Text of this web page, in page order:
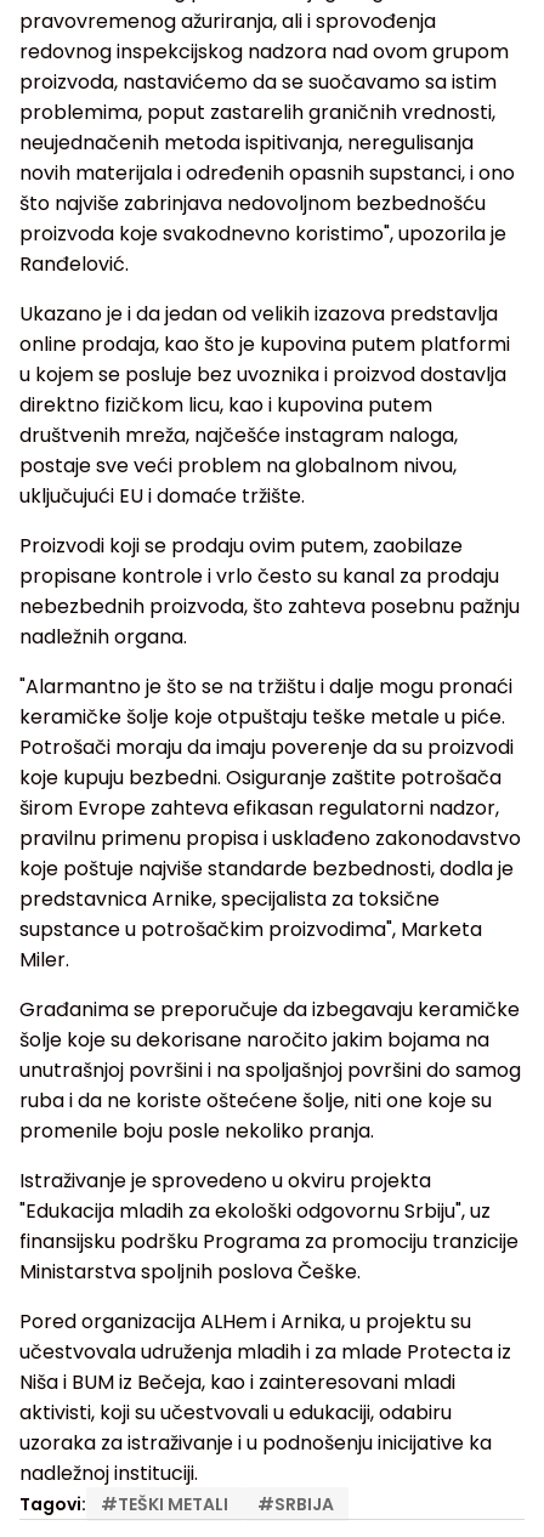
pravovremenog ažuriranja, ali i sprovođenja
redovnog inspekcijskog nadzora nad ovom grupom
proizvoda, nastavićemo da se suočavamo sa istim
problemima, poput zastarelih graničnih vrednosti,
neujednačenih metoda ispitivanja, neregulisanja
novih materijala i određenih opasnih supstanci, i ono
što najviše zabrinjava nedovoljnom bezbednošću
proizvoda koje svakodnevno koristimo", upozorila je
Ranđelović.
Ukazano je i da jedan od velikih izazova predstavlja
online prodaja, kao što je kupovina putem platformi
u kojem se posluje bez uvoznika i proizvod dostavlja
direktno fizičkom licu, kao i kupovina putem
društvenih mreža, najčešće instagram naloga,
postaje sve veći problem na globalnom nivou,
uključujući EU i domaće tržište.
Proizvodi koji se prodaju ovim putem, zaobilaze
propisane kontrole i vrlo često su kanal za prodaju
nebezbednih proizvoda, što zahteva posebnu pažnju
nadležnih organa.
"Alarmantno je što se na tržištu i dalje mogu pronaći
keramičke šolje koje otpuštaju teške metale u piće.
Potrošači moraju da imaju poverenje da su proizvodi
koje kupuju bezbedni. Osiguranje zaštite potrošača
širom Evrope zahteva efikasan regulatorni nadzor,
pravilnu primenu propisa i usklađeno zakonodavstvo
koje poštuje najviše standarde bezbednosti, dodla je
predstavnica Arnike, specijalista za toksične
supstance u potrošačkim proizvodima", Marketa
Miler.
Građanima se preporučuje da izbegavaju keramičke
šolje koje su dekorisane naročito jakim bojama na
unutrašnjoj površini i na spoljašnjoj površini do samog
ruba i da ne koriste oštećene šolje, niti one koje su
promenile boju posle nekoliko pranja.
Istraživanje je sprovedeno u okviru projekta
"Edukacija mladih za ekološki odgovornu Srbiju", uz
finansijsku podršku Programa za promociju tranzicije
Ministarstva spoljnih poslova Češke.
Pored organizacija ALHem i Arnika, u projektu su
učestvovala udruženja mladih i za mlade Protecta iz
Niša i BUM iz Bečeja, kao i zainteresovani mladi
aktivisti, koji su učestvovali u edukaciji, odabiru
uzoraka za istraživanje i u podnošenju inicijative ka
nadležnoj instituciji.
Tagovi: #TEŠKI METALI #SRBIJA